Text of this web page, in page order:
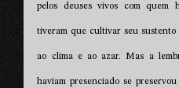
pelos deuses vivos com quem
tiveram que cultivar seu
ao clima e ao azar. Mas a
haviam presenciado se